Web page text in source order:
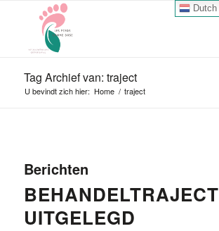
Tag Archief van: traject
U bevindt zich hier: Home / traject
Berichten
BEHANDELTRAJECT
UITGELEGD
Dutch